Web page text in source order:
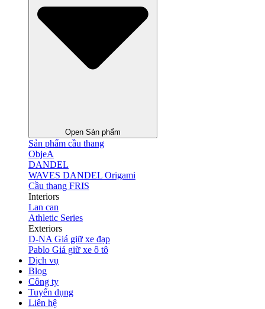
Open Sản phẩm
Sản phẩm cầu thang
ObjeA
DANDEL
WAVES DANDEL Origami
Cầu thang FRIS
Interiors
Lan can
Athletic Series
Exteriors
D-NA Giá giữ xe đạp
Pablo Giá giữ xe ô tô
Dịch vụ
Blog
Công ty
Tuyển dụng
Liên hệ